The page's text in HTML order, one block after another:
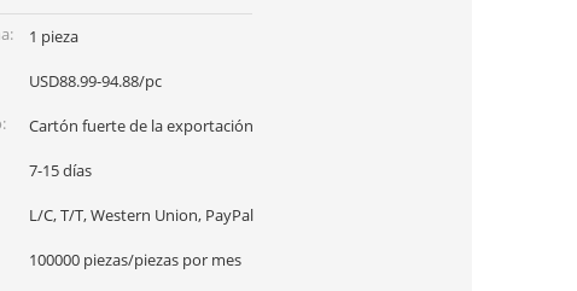
1 pieza
USD88.99-94.88/pc
Cartón fuerte de la exportación
7-15 días
L/C, T/T, Western Union, PayPal
100000 piezas/piezas por mes